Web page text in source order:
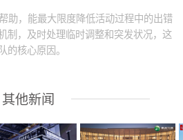
助，能最大限度降低活动过程中的出错
制，及时处理临时调整和突发状况，这
核心原因。
其他新闻